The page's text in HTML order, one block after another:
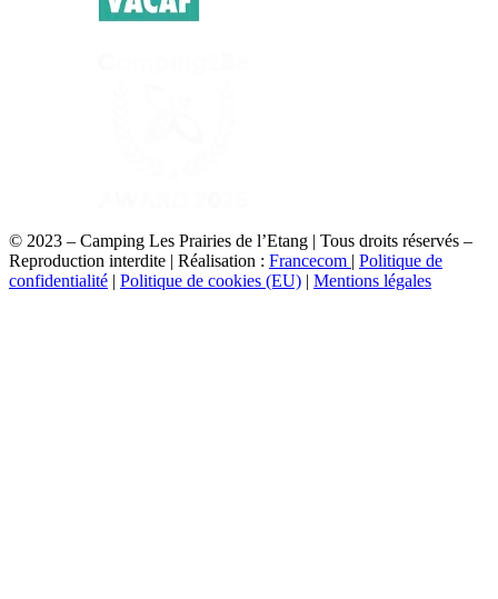
© 2023 – Camping Les Prairies de l’Etang | Tous droits réservés –
Reproduction interdite | Réalisation : Francecom | Politique de
confidentialité | Politique de cookies (EU) | Mentions légales